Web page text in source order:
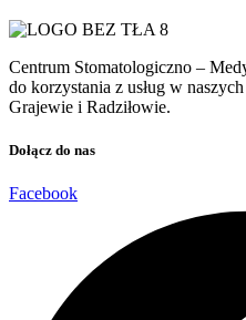
Centrum Stomatologiczno –
do korzystania z usług w
Grajewie i Radziłowie.
Dołącz do nas
Facebook